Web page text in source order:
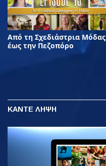
Από τη Σχεδιάστρια Μόδας
έως την Πεζοπόρο
ΚΑΝΤΕ ΛΗΨΗ